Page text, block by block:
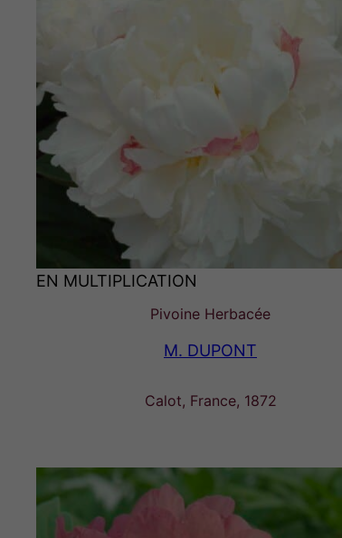
EN MULTIPLICATION
Pivoine Herbacée
M. DUPONT
Calot, France, 1872